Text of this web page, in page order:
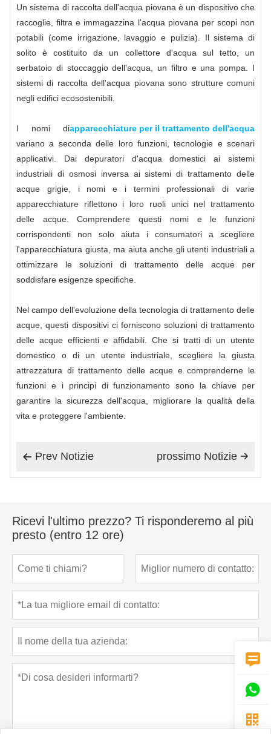
Un sistema di raccolta dell'acqua piovana è un dispositivo che
raccoglie, filtra e immagazzina l'acqua piovana per scopi non
potabili (come irrigazione, lavaggio e pulizia). Il sistema di
solito è costituito da un collettore d'acqua sul tetto, un
serbatoio di stoccaggio dell'acqua, un filtro e una pompa. I
sistemi di raccolta dell'acqua piovana sono strutture comuni
negli edifici ecosostenibili.
I nomi diapparecchiature per il trattamento dell'acqua
variano a seconda delle loro funzioni, tecnologie e scenari
applicativi. Dai depuratori d'acqua domestici ai sistemi
industriali di osmosi inversa ai sistemi di trattamento delle
acque grigie, i nomi e i termini professionali di varie
apparecchiature riflettono i loro ruoli unici nel trattamento
delle acque. Comprendere questi nomi e le funzioni
corrispondenti non solo aiuta i consumatori a scegliere
l'apparecchiatura giusta, ma aiuta anche gli utenti industriali a
ottimizzare le soluzioni di trattamento delle acque per
soddisfare esigenze specifiche.
Nel campo dell'evoluzione della tecnologia di trattamento delle
acque, questi dispositivi ci forniscono soluzioni di trattamento
delle acque efficienti e affidabili. Che si tratti di un utente
domestico o di un utente industriale, scegliere la giusta
attrezzatura di trattamento delle acque e comprenderne le
funzioni e i principi di funzionamento sono la chiave per
garantire la sicurezza dell'acqua, migliorare la qualità della
vita e proteggere l'ambiente.
 Prev Notizie 
prossimo Notizie
Ricevi l'ultimo prezzo? Ti risponderemo al più
presto (entro 12 ore)


